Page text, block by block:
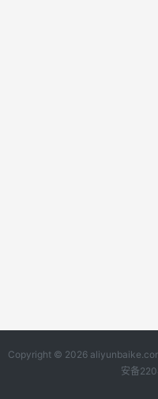
Copyright © 2026
安备